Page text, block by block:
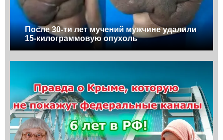
После 30-ти лет мучений мужчине удалили
15-килограммовую опухоль